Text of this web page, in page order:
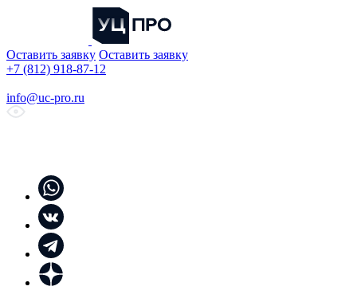
Оставить заявку Оставить заявку
+7 (812) 918-87-12
info@uc-pro.ru